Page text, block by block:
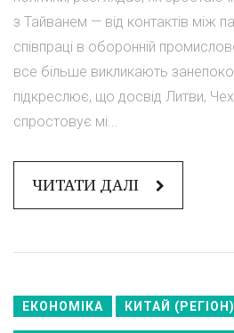
з Тайванем — від контактів між
співпраці в оборонній
все більше викликають
підкреслює, що досвід Литви,
спростовує мі...
ЧИТАТИ ДАЛІ
ЕКОНОМІКА КИТАЙ (РЕГІОН)